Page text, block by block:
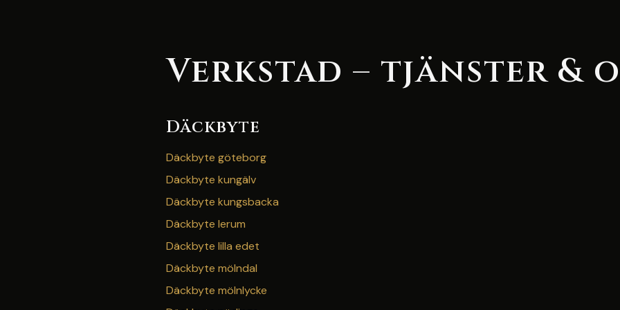
Verkstad – tjänster &
Däckbyte
Däckbyte göteborg
Däckbyte kungälv
Däckbyte kungsbacka
Däckbyte lerum
Däckbyte lilla edet
Däckbyte mölndal
Däckbyte mölnlycke